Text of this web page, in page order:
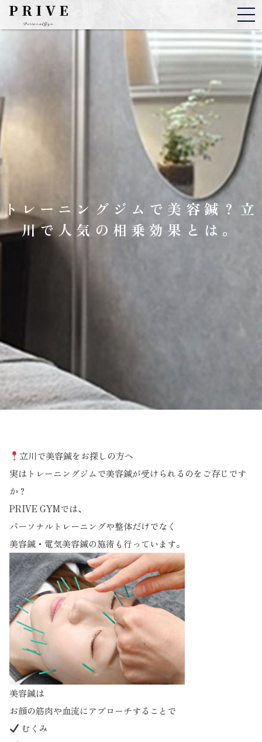
トレーニングジムで美容鍼？立
川で人気の相乗効果とは。
立川で美容鍼をお探しの方へ
実はトレーニングジムで美容鍼が受けられるのをご存じです
か？
PRIVE GYMでは、
パーソナルトレーニングや整体だけでなく
美容鍼・電気美容鍼の施術も行っています。
美容鍼は
お顔の筋肉や血流にアプローチすることで
むくみ